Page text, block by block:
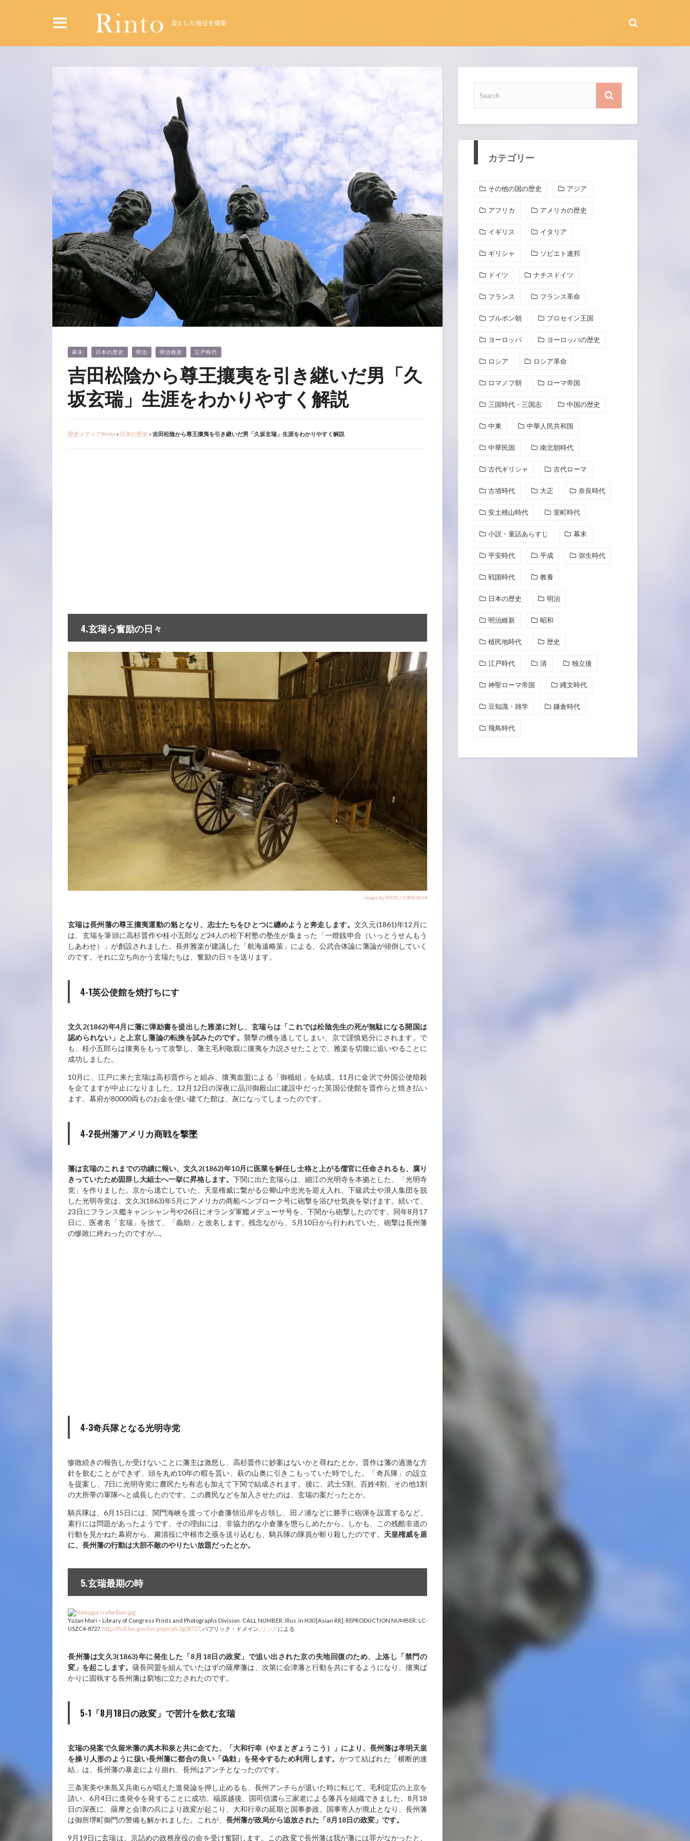
幕末 日本の歴史 明治 明治維新 江戸時代
吉田松陰から尊王攘夷を引き継いだ男「久
坂玄瑞」生涯をわかりやすく解説
歴史メディアRinto » 日本の歴史 »吉田松陰から尊王攘夷を引き継いだ男「久坂玄瑞」生涯をわかりやすく解説
4.玄瑞ら奮励の日々
image by PIXTA / 59885854
玄瑞は長州藩の尊王攘夷運動の魁となり、志士たちをひとつに纏めようと奔走します。 文久元(1861)年12月に
は、玄瑞を筆頭に高杉晋作や桂小五郎など24人の松下村塾の塾生が集まった「一燈銭申合（いっとうせんもう
しあわせ）」が創設されました。長井雅楽が建議した「航海遠略策」による、公武合体論に藩論が傾倒していく
のです。それに立ち向かう玄瑞たちは、奮励の日々を送ります。
4-1英公使館を焼打ちにす
文久2(1862)年4月に藩に弾劾書を提出した雅楽に対し、玄瑞らは「これでは松陰先生の死が無駄になる開国は
認められない」と上京し藩論の転換を試みたのです。 襲撃の機を逃してしまい、京で謹慎処分にされます。で
も、桂小五郎らは攘夷をもって攻撃し、藩主毛利敬親に攘夷を力説させたことで、雅楽を切腹に追いやることに
成功しました。
10月に、江戸に来た玄瑞は高杉晋作らと組み、攘夷血盟による「御楯組」を結成。11月に金沢で外国公使暗殺
を企てますが中止になりました。12月12日の深夜に品川御殿山に建設中だった英国公使館を晋作らと焼き払い
ます。幕府が80000両ものお金を使い建てた館は、灰になってしまったのです。
4-2長州藩アメリカ商戦を撃墜
藩は玄瑞のこれまでの功績に報い、文久2(1862)年10月に医業を解任し士格と上がる儒官に任命されるも、腐り
きっていたため固辞し大組士へ一挙に昇格します。 下関に出た玄瑞らは、細江の光明寺を本拠とした、「光明寺
党」を作りました。京から逃亡していた、天皇権威に繋がる公卿山中忠光を迎え入れ、下級武士や浪人集団を脱
した光明寺党は、文久3(1863)年5月にアメリカの商船ペンブローク号に砲撃を浴びせ気炎を挙げます。続いて、
23日にフランス艦キャンシャン号や26日にオランダ軍艦メデューサ号を、下関から砲撃したのです。同年8月17
日に、医者名「玄瑞」を捨て、「義助」と改名します。残念ながら、5月10日から行われていた、砲撃は長州藩
の惨敗に終わったのですが…。
4-3奇兵隊となる光明寺党
惨敗続きの報告しか受けないことに藩主は激怒し、高杉晋作に妙案はないかと尋ねたとか。晋作は藩の過激な方
針を飲むことができず、頭を丸め10年の暇を貰い、萩の山奥に引きこもっていた時でした。「奇兵隊」の設立
を提案し、7日に光明寺党に農民たち有志も加えて下関で結成されます。後に、武士5割、百姓4割、その他1割
の大所帯の軍隊へと成長したのです。この農民などを加入させたのは、玄瑞の案だったとか。
騎兵隊は、6月15日には、関門海峡を渡って小倉藩領沿岸を占領し、田ノ浦などに勝手に砲弾を設置するなど、
素行には問題があったようです。その理由には、非協力的な小倉藩を懲らしめたから。しかも、この残酷非道の
行動を見かねた幕府から、粛清役に中根市之亟を送り込むも、騎兵隊の隊員が斬り殺したのです。 天皇権威を盾
に、長州藩の行動は大胆不敵のやりたい放題だったとか。
5.玄瑞最期の時
Yūzan Mori – Library of Congress Prints and Photographs Division. CALL NUMBER: Illus. in H30 [Asian RR]. REPRODUCTION NUMBER: LC-
USZC4-8727. http://hdl.loc.gov/loc.pnp/cph.3g08727 , パブリック・ドメイン, リンク による
長州藩は文久3(1863)年に発生した「8 月18日の政変」で追い出された京の失地回復のため、上洛し「禁門の
変」を起こします。 薩長同盟を組んでいたはずの薩摩藩は、次第に会津藩と行動を共にするようになり、攘夷ば
かりに固執する長州藩は窮地に立たされたのです。
5-1「8月18日の政変」で苦汁を飲む玄瑞
玄瑞の発案で久留米藩の真木和泉と共に企てた、「大和行幸（やまとぎょうこう）」により、長州藩は孝明天皇
を操り人形のように扱い長州藩に都合の良い「偽勅」を発令するため利用します。 かつて結ばれた「横断的連
結」は、長州藩の暴走により崩れ、長州はアンチとなったのです。
三条実美や来島又兵衛らが唱えた進発論を押し止めるも、長州アンチらが退いた時に転じて、毛利定広の上京を
請い、6月4日に進発令を発することに成功。福原越後、国司信濃ら三家老による藩兵を組織できました。8月18
日の深夜に、薩摩と会津の兵により政変が起こり、大和行幸の延期と国事参政、国事寄人が廃止となり、長州藩
は御所堺町御門の警備も解かれました。これが、 長州藩が政局から追放された「8月18日の政変」です。
9月19日に玄瑞は、京詰めの政務座役の命を受け奮闘します。この政変で長州藩は我が藩には罪がなかったと、
カテゴリー
その他の国の歴史 アジア
アフリカ アメリカの歴史
イギリス イタリア
ギリシャ ソビエト連邦
ドイツ ナチスドイツ
フランス フランス革命
ブルボン朝 プロセイン王国
ヨーロッパ ヨーロッパの歴史
ロシア ロシア革命
ロマノフ朝 ローマ帝国
三国時代・三国志 中国の歴史
中東 中華人民共和国
中華民国 南北朝時代
古代ギリシャ 古代ローマ
古墳時代 大正 奈良時代
安土桃山時代 室町時代
小説・童話あらすじ 幕末
平安時代 平成 弥生時代
戦国時代 教養
日本の歴史 明治
明治維新 昭和
植民地時代 歴史
江戸時代 清 独立後
神聖ローマ帝国 縄文時代
豆知識・雑学 鎌倉時代
飛鳥時代